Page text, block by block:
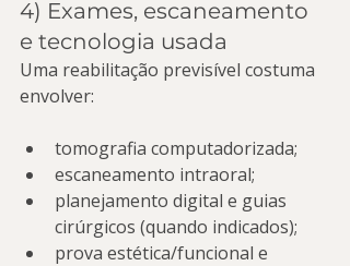
4) Exames, escaneamento
e tecnologia usada
Uma reabilitação previsível costuma
envolver:
tomografia computadorizada;
escaneamento intraoral;
planejamento digital e guias
cirúrgicos (quando indicados);
prova estética/funcional e